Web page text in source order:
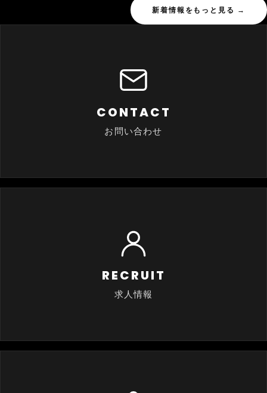
新着情報をもっと見る →
CONTACT
お問い合わせ
RECRUIT
求人情報